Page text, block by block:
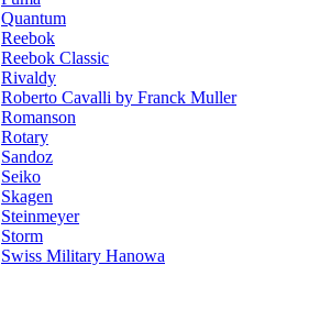
Quantum
Reebok
Reebok Classic
Rivaldy
Roberto Cavalli by Franck Muller
Romanson
Rotary
Sandoz
Seiko
Skagen
Steinmeyer
Storm
Swiss Military Hanowa